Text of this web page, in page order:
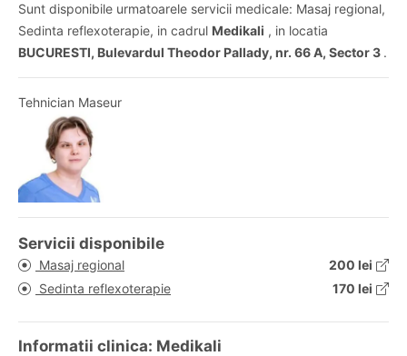
Sunt disponibile urmatoarele servicii medicale: Masaj regional,
Sedinta reflexoterapie, in cadrul Medikali , in locatia
BUCURESTI, Bulevardul Theodor Pallady, nr. 66 A, Sector 3 .
Tehnician Maseur
Servicii disponibile
Masaj regional
200 lei
Sedinta reflexoterapie
170 lei
Informatii clinica: Medikali